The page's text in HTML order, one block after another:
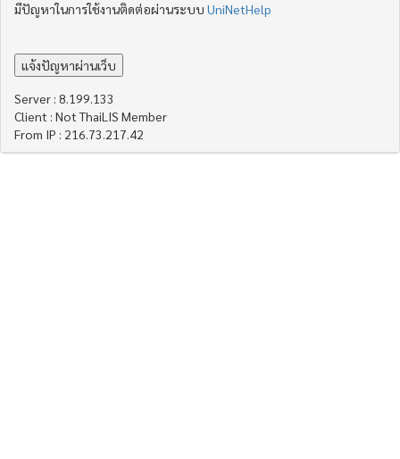
มีปัญหาในการใช้งานติดต่อผ่านระบบ UniNetHelp
Server : 8.199.133
Client : Not ThaiLIS Member
From IP : 216.73.217.42